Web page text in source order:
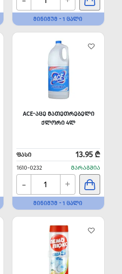
ᲛᲘᲜᲘᲛᲣᲛ - 1 ᲪᲐᲚᲘ
ACE-ᲐᲪᲔ ᲛᲐᲗᲔᲗᲠᲔᲑᲔᲚᲘ
ᲥᲚᲝᲠᲘ 4Ლ
ᲤᲐᲡᲘ 13.95 ₾
1610-0232 ᲛᲐᲠᲐᲒᲨᲘᲐ
- +
ᲛᲘᲜᲘᲛᲣᲛ - 1 ᲪᲐᲚᲘ